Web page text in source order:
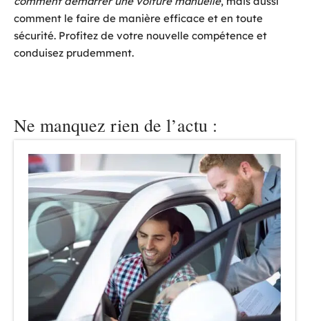
comment le faire de manière efficace et en toute
sécurité. Profitez de votre nouvelle compétence et
conduisez prudemment.
Ne manquez rien de l’actu :